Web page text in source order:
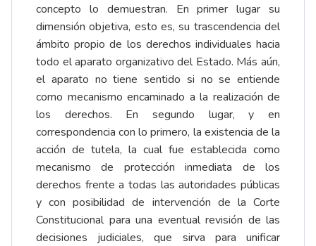
concepto lo demuestran. En primer lugar su
dimensión objetiva, esto es, su trascendencia del
ámbito propio de los derechos individuales hacia
todo el aparato organizativo del Estado. Más aún,
el aparato no tiene sentido si no se entiende
como mecanismo encaminado a la realización de
los derechos. En segundo lugar, y en
correspondencia con lo primero, la existencia de la
acción de tutela, la cual fue establecida como
mecanismo de protección inmediata de los
derechos frente a todas las autoridades públicas
y con posibilidad de intervención de la Corte
Constitucional para una eventual revisión de las
decisiones judiciales, que sirva para unificar